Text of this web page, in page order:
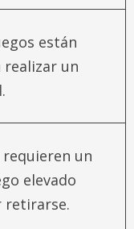
están
un
un
elevado
retirarse.